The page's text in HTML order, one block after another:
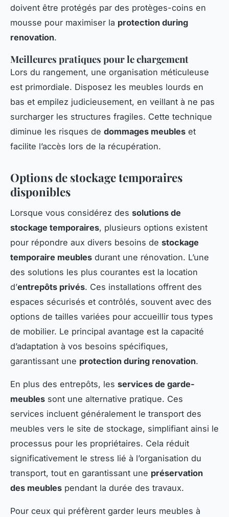
doivent être protégés par des protèges-coins en
mousse pour maximiser la protection during
renovation.
Meilleures pratiques pour le chargement
Lors du rangement, une organisation méticuleuse
est primordiale. Disposez les meubles lourds en
bas et empilez judicieusement, en veillant à ne pas
surcharger les structures fragiles. Cette technique
diminue les risques de dommages meubles et
facilite l’accès lors de la récupération.
Options de stockage temporaires
disponibles
Lorsque vous considérez des solutions de
stockage temporaires, plusieurs options existent
pour répondre aux divers besoins de stockage
temporaire meubles durant une rénovation. L’une
des solutions les plus courantes est la location
d’entrepôts privés. Ces installations offrent des
espaces sécurisés et contrôlés, souvent avec des
options de tailles variées pour accueillir tous types
de mobilier. Le principal avantage est la capacité
d’adaptation à vos besoins spécifiques,
garantissant une protection during renovation.
En plus des entrepôts, les services de garde-
meubles sont une alternative pratique. Ces
services incluent généralement le transport des
meubles vers le site de stockage, simplifiant ainsi le
processus pour les propriétaires. Cela réduit
significativement le stress lié à l’organisation du
transport, tout en garantissant une préservation
des meubles pendant la durée des travaux.
Pour ceux qui préfèrent garder leurs meubles à